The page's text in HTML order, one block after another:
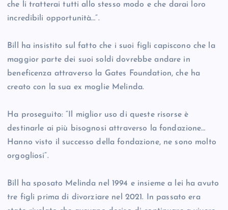
che li tratterai tutti allo stesso modo e che darai loro
incredibili opportunità…”.
Bill ha insistito sul fatto che i suoi figli capiscono che la
maggior parte dei suoi soldi dovrebbe andare in
beneficenza attraverso la Gates Foundation, che ha
creato con la sua ex moglie Melinda.
Ha proseguito: “Il miglior uso di queste risorse è
destinarle ai più bisognosi attraverso la fondazione…
Hanno visto il successo della fondazione, ne sono molto
orgogliosi”.
Bill ha sposato Melinda nel 1994 e insieme a lei ha avuto
tre figli prima di divorziare nel 2021. In passato era